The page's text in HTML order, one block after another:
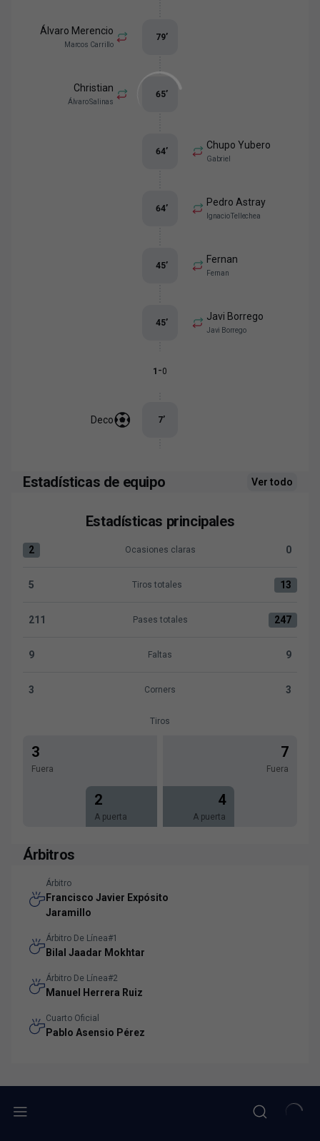
Álvaro Merencio
Marcos Carrillo
79’
Christian
Álvaro Salinas
65’
Chupo Yubero
Gabriel
64’
Pedro Astray
Ignacio Tellechea
64’
Fernan
Fernan
45’
Javi Borrego
Javi Borrego
45’
1 -0
Deco 7’
Estadísticas de equipo Ver todo
Estadísticas principales
Ocasiones claras:CP Cacereño 2 versus Gimnástica
2 Ocasiones claras 0
Tiros totales:CP Cacereño 5 versus Gimnástica Segoviana
5 Tiros totales 13
Pases totales:CP Cacereño 211 versus Gimnástica
211 Pases totales 247
Faltas:CP Cacereño 9 versus Gimnástica Segoviana CF 9
9 Faltas 9
Corners:CP Cacereño 3 versus Gimnástica Segoviana CF 3
3 Corners 3
Tiros
3
Fuera
2
A puerta
7
Fuera
4
A puerta
Árbitros
Árbitro
Francisco Javier Expósito
Jaramillo
Árbitro De Línea#1
Bilal Jaadar Mokhtar
Árbitro De Línea#2
Manuel Herrera Ruiz
Cuarto Oficial
Pablo Asensio Pérez